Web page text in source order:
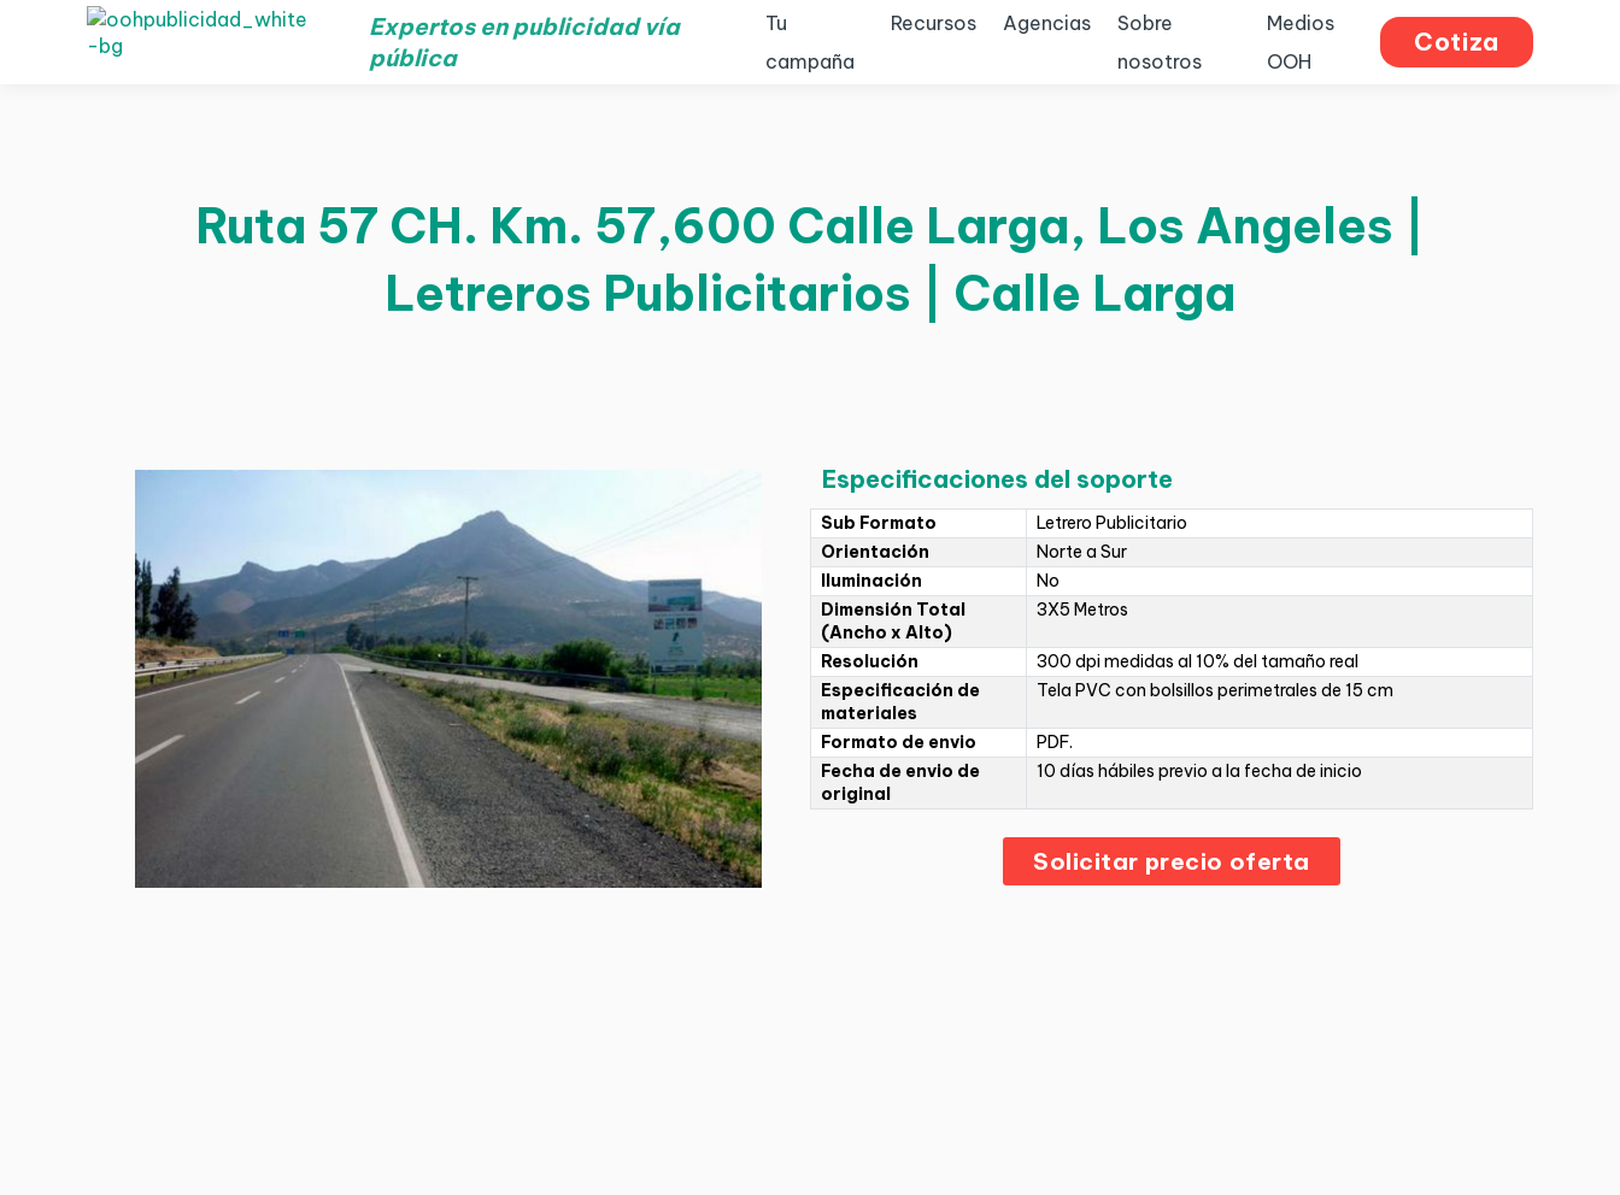
Expertos en publicidad vía
pública
Tu
campaña
Recursos Agencias
Sobre
nosotros
Medios
OOH
Cotiza
Ruta 57 CH. Km. 57,600 Calle Larga, Los Angeles |
Letreros Publicitarios | Calle Larga
Especificaciones del soporte
Sub Formato
Letrero Publicitario
Orientación
Norte a Sur
Iluminación
No
Dimensión Total
(Ancho x Alto)
3X5 Metros
Resolución
300 dpi medidas al 10% del tamaño real
Especificación de
materiales
Tela PVC con bolsillos perimetrales de 15 cm
Formato de envio
PDF.
Fecha de envio de
original
10 días hábiles previo a la fecha de inicio
Solicitar precio oferta